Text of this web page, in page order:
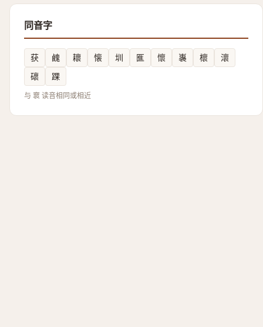
同音字
获 䴜 耲 懐 圳 龨 懷 㠢 櫰
瀤
䃶
踝
与 褱 读音相同或相近